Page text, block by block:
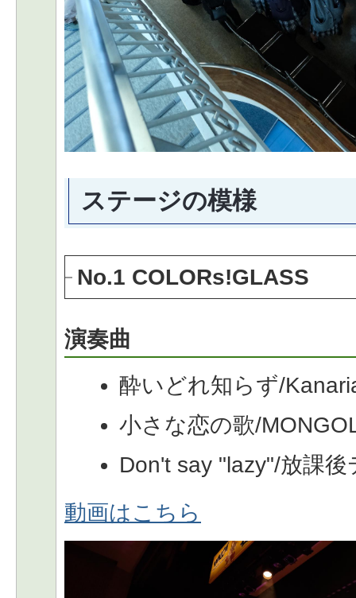
ステージの模様
No.1 COLORs!GLASS
演奏曲
酔いどれ知らず/
小さな恋の歌/
Don't say "lazy"/放課
動画はこちら